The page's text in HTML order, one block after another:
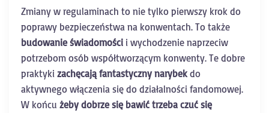
Zmiany w regulaminach to nie tylko pierwszy krok do
poprawy bezpieczeństwa na konwentach. To także
budowanie świadomości i wychodzenie naprzeciw
potrzebom osób współtworzącym konwenty. Te dobre
praktyki zachęcają fantastyczny narybek do
aktywnego włączenia się do działalności fandomowej.
W końcu żeby dobrze się bawić trzeba czuć się